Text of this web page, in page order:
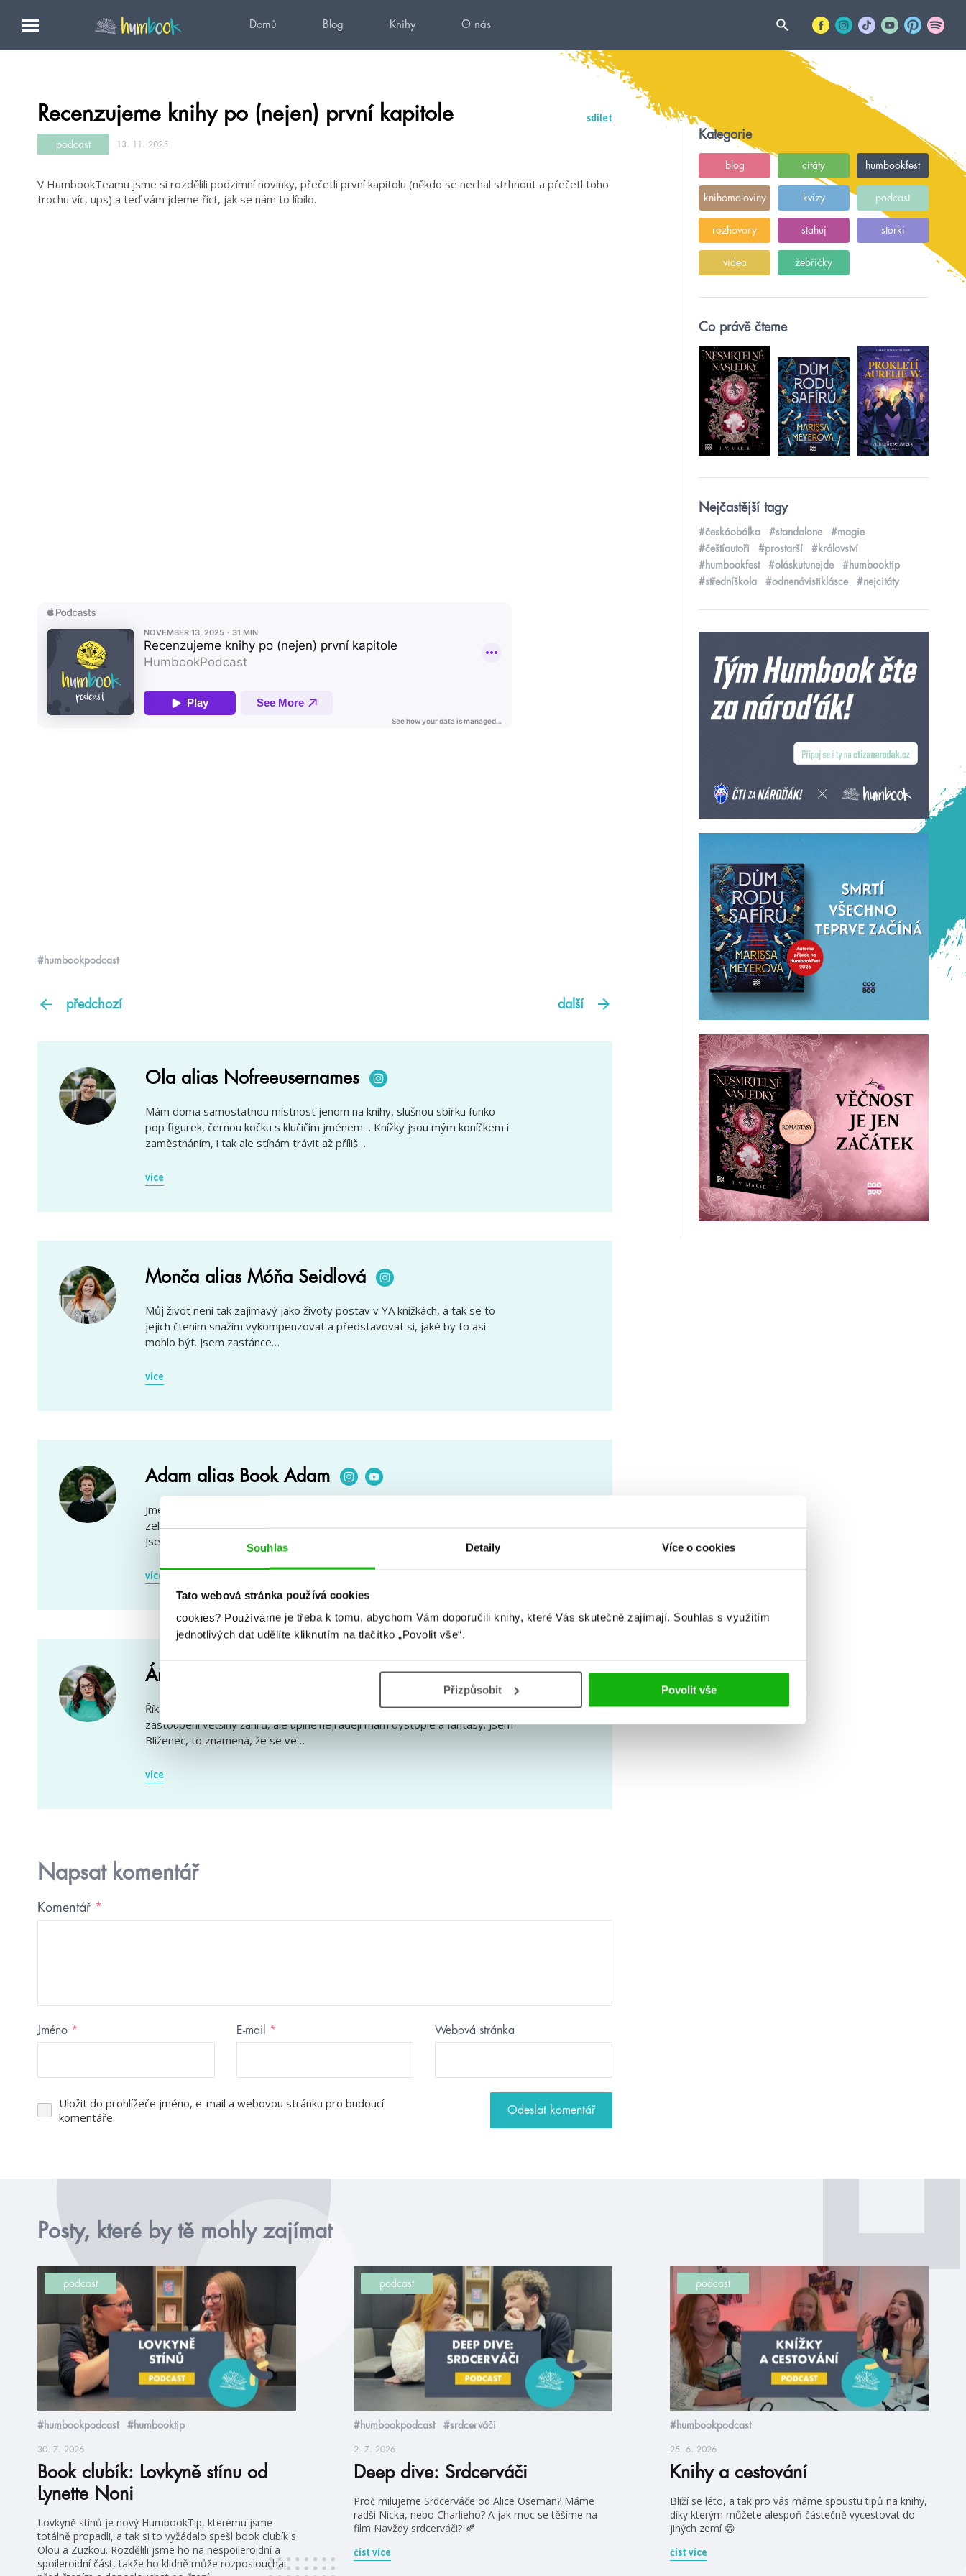
Souhlas Detaily Více o cookies
Tato webová stránka používá cookies
cookies? Používáme je třeba k tomu, abychom Vám doporučili knihy, které Vás skutečně zajímají. Souhlas s využitím
jednotlivých dat udělíte kliknutím na tlačítko „Povolit vše“.
Přizpůsobit Povolit vše
Domů Blog Knihy O nás
Recenzujeme knihy po (nejen) první kapitole sdílet
podcast 13. 11. 2025
V HumbookTeamu jsme si rozdělili podzimní novinky, přečetli první kapitolu (někdo se nechal strhnout a přečetl toho
trochu víc, ups) a teď vám jdeme říct, jak se nám to líbilo.
#humbookpodcast
předchozí další
Ola alias Nofreeusernames
Mám doma samostatnou místnost jenom na knihy, slušnou sbírku funko
pop figurek, černou kočku s klučičím jménem… Knížky jsou mým koníčkem i
zaměstnáním, i tak ale stíhám trávit až příliš…
více
Monča alias Móňa Seidlová
Můj život není tak zajímavý jako životy postav v YA knížkách, a tak se to
jejich čtením snažím vykompenzovat a představovat si, jaké by to asi
mohlo být. Jsem zastánce…
více
Adam alias Book Adam
Jmenuju se Adam, jsem hrdý člen generace Z a su z Brna. Miluju tmavě
zelenou barvu, ABBU (nebo obecně muzikály), cestování a Suzanne Collins.
Jsem vášnivý sběratel reading copies, navždy…
více
Áňa alias Áňa z papíru
Říká se mi Áňo, Ani nebo Anče (Kubo, Hajnej). V mé knihovně najdete
zastoupení většiny žánrů, ale úplně nejraději mám dystopie a fantasy. Jsem
Blíženec, to znamená, že se ve…
více
Napsat komentář
Komentář *
Jméno * E-mail * Webová stránka
Uložit do prohlížeče jméno, e-mail a webovou stránku pro budoucí
komentáře.
Kategorie
blog citáty humbookfest
knihomoloviny kvízy podcast
rozhovory stahuj storki
videa žebříčky
Co právě čteme
Nejčastější tagy
#českáobálka #standalone
#magie
#češtíautoři
#prostarší
#království
#humbookfest
#oláskutunejde
#humbooktip
#středníškola
#odnenávistiklásce #nejcitáty
Posty, které by tě mohly zajímat
podcast
#humbookpodcast #humbooktip
30. 7. 2026
Book clubík: Lovkyně stínu od
Lynette Noni
Lovkyně stínů je nový HumbookTip, kterému jsme
totálně propadli, a tak si to vyžádalo spešl book clubík s
Olou a Zuzkou. Rozdělili jsme ho na nespoileroidní a
spoileroidní část, takže ho klidně může rozposlouchat
podcast
#humbookpodcast #srdcerváči
2. 7. 2026
Deep dive: Srdcerváči
Proč milujeme Srdcerváče od Alice Oseman? Máme
radši Nicka, nebo Charlieho? A jak moc se těšíme na
film Navždy srdcerváči? 🍂
číst více
podcast
#humbookpodcast
25. 6. 2026
Knihy a cestování
Blíží se léto, a tak pro vás máme spoustu tipů na knihy,
díky kterým můžete alespoň částečně vycestovat do
jiných zemí 😁
číst více